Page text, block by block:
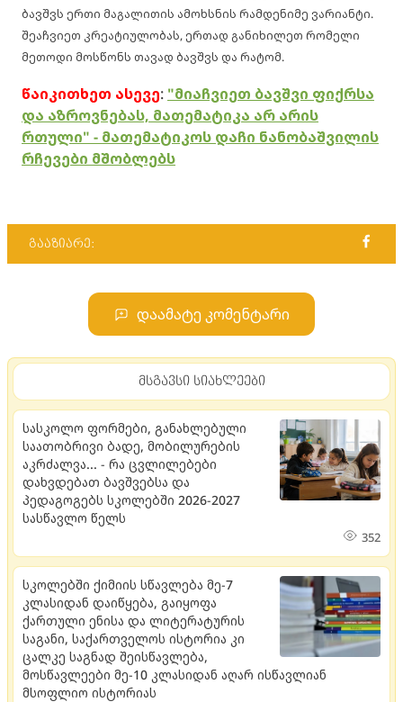
ბავშვს ერთი მაგალითის ამოხსნის რამდენიმე ვარიანტი.
შეაჩვიეთ კრეატიულობას, ერთად განიხილეთ რომელი
მეთოდი მოსწონს თავად ბავშვს და რატომ.
წაიკითხეთ ასევე: "მიაჩვიეთ ბავშვი ფიქრსა
და აზროვნებას, მათემატიკა არ არის
რთული" - მათემატიკოს დაჩი ნანობაშვილის
რჩევები მშობლებს
გააზიარე:
დაამატე კომენტარი
მსგავსი სიახლეები
სასკოლო ფორმები, განახლებული
საათობრივი ბადე, მობილურების
აკრძალვა... - რა ცვლილებები
დახვდებათ ბავშვებსა და
პედაგოგებს სკოლებში 2026-2027
სასწავლო წელს
352
სკოლებში ქიმიის სწავლება მე-7
კლასიდან დაიწყება, გაიყოფა
ქართული ენისა და ლიტერატურის
საგანი, საქართველოს ისტორია კი
ცალკე საგნად შეისწავლება,
მოსწავლეები მე-10 კლასიდან აღარ ისწავლიან
მსოფლიო ისტორიას